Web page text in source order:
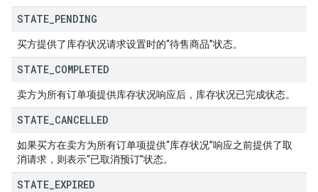
STATE PENDING
买方提供了库存状况请求设置时的“待售商品”状态。
STATE COMPLETED
卖方为所有订单项提供库存状况响应后，库存状况已完成状态。
STATE CANCELLED
如果买方在卖方为所有订单项提供“库存状况”响应之前提供了取
消请求，则表示“已取消预订”状态。
STATE EXPIRED